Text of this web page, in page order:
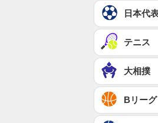
日本代
テニス
大相撲
Bリーグ